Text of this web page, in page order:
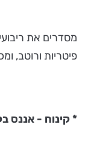
מסדרים את
פיטריות ורוטב,
* קינוח - אננס